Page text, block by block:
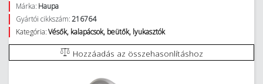
Márka: Haupa
Gyártói cikkszám:216764
Kategória:Vésők, kalapácsok, beütők, lyukasztók
Hozzáadás az összehasonlításhoz